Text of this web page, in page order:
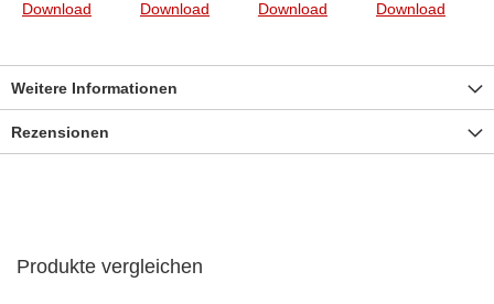
Weitere Informationen
Rezensionen
Produkte vergleichen